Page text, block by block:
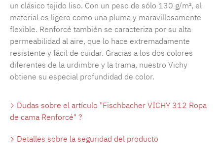
un clásico tejido liso. Con un peso de sólo 130 g/m², el
material es ligero como una pluma y maravillosamente
flexible. Renforcé también se caracteriza por su alta
permeabilidad al aire, que lo hace extremadamente
resistente y fácil de cuidar. Gracias a los dos colores
diferentes de la urdimbre y la trama, nuestro Vichy
obtiene su especial profundidad de color.
Dudas sobre el artículo "Fischbacher VICHY 312 Ropa
de cama Renforcé" ?
Detalles sobre la seguridad del producto